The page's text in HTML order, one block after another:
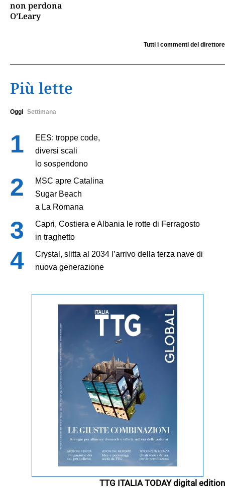
non perdona
O’Leary
Tutti i commenti del direttore
Più lette
Oggi Settimana
EES: troppe code,
diversi scali
lo sospendono
MSC apre Catalina
Sugar Beach
a La Romana
Capri, Costiera e Albania le rotte di Ferragosto
in traghetto
Crystal, slitta al 2034 l’arrivo della terza nave di
nuova generazione
TTG ITALIA TODAY digital edition